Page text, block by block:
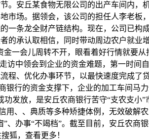
安丘某食物无限公司的出产车间内，
场。据领会，该公司的担任人李老板
条龙全财产链结构。现在，公司已构
承认取相信，同时带动周边农户就业
一会儿周转不开，眼看着好行情就要
中领会到企业的资金难题，第一时间
、优化办事环节，以最快速度完成了
行的资金支撑下，企业的加工车间马
发放，是安丘农商银行苦守“支农支小
、、典质等多种矫捷体例，无效破解
办事“不竭档”。截至目前，安丘农商
狐，查看更多！